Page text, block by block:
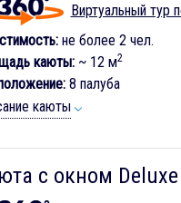
Виртуальный тур
не более 2 чел.
каюты:~ 12 м2
8 палуба
каюты
с окном